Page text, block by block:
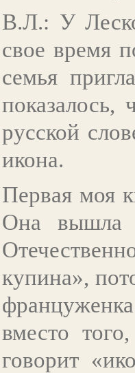
В.Л.: У
свое время
семья
русской
икона.
Первая моя
Она вышла
купина»,
вместо
говорит